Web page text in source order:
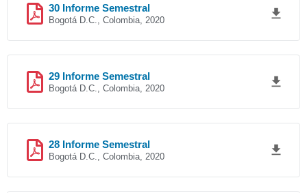
30 Informe Semestral
Bogotá D.C., Colombia, 2020
29 Informe Semestral
Bogotá D.C., Colombia, 2020
28 Informe Semestral
Bogotá D.C., Colombia, 2020